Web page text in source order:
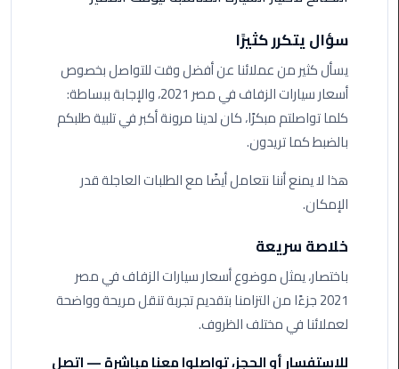
بالسائق
ليموزين
العلمين
الجديدة
ليموزين
الاسكندريه
السويس
تاكسي
سؤال يتكرر كثيرًا
يسأل كثير من عملائنا عن أفضل وقت للتواصل بخصوص
أسعار سيارات الزفاف في مصر 2021، والإجابة ببساطة:
كلما تواصلتم مبكرًا، كان لدينا مرونة أكبر في تلبية طلبكم
بالضبط كما تريدون.
هذا لا يمنع أننا نتعامل أيضًا مع الطلبات العاجلة قدر
الإمكان.
خلاصة سريعة
باختصار، يمثل موضوع أسعار سيارات الزفاف في مصر
2021 جزءًا من التزامنا بتقديم تجربة تنقل مريحة وواضحة
لعملائنا في مختلف الظروف.
للاستفسار أو الحجز، تواصلوا معنا مباشرة — اتصل